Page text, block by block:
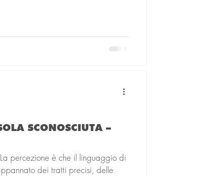
SCONOSCIUTA –
percezione è che il linguaggio di
dei tratti precisi, delle